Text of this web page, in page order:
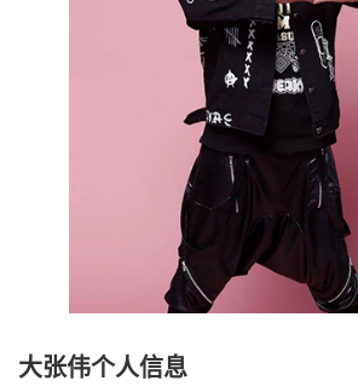
大张伟个人信息